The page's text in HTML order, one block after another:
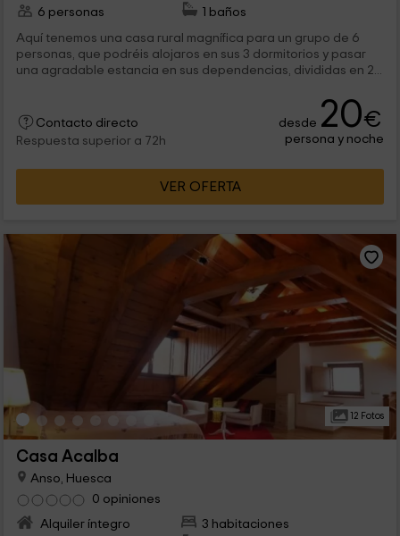
6 personas
1 baños
Aquí tenemos una casa rural magnífica para un grupo de 6
personas, que podréis alojaros en sus 3 dormitorios y pasar
una agradable estancia en sus dependencias, divididas en 2...
Contacto directo
Respuesta superior a 72h
desde 20€
persona y noche
VER OFERTA
12 Fotos
Casa Acalba
Anso, Huesca
0 opiniones
Alquiler íntegro
3 habitaciones